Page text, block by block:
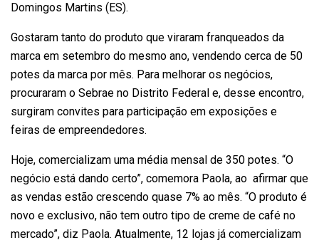
Domingos Martins (ES).
Gostaram tanto do produto que viraram franqueados da
marca em setembro do mesmo ano, vendendo cerca de 50
potes da marca por mês. Para melhorar os negócios,
procuraram o Sebrae no Distrito Federal e, desse encontro,
surgiram convites para participação em exposições e
feiras de empreendedores.
Hoje, comercializam uma média mensal de 350 potes. “O
negócio está dando certo”, comemora Paola, ao afirmar que
as vendas estão crescendo quase 7% ao mês. “O produto é
novo e exclusivo, não tem outro tipo de creme de café no
mercado”, diz Paola. Atualmente, 12 lojas já comercializam